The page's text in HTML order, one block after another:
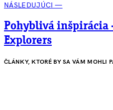
NÁSLEDUJÚCI —
Pohyblivá inšpirácia
Explorers
ČLÁNKY, KTORÉ BY SA VÁM MOHLI